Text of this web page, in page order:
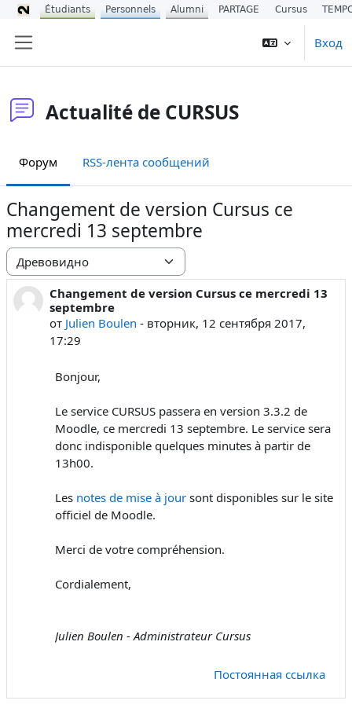
Вход
Actualité de CURSUS
Форум RSS-лента сообщений
Changement de version Cursus ce
mercredi 13 septembre
Режим отображения
Changement de version Cursus ce mercredi 13
septembre
от Julien Boulen - вторник, 12 сентября 2017,
17:29
Количество ответов: 0
Bonjour,
Le service CURSUS passera en version 3.3.2 de
Moodle, ce mercredi 13 septembre. Le service sera
donc indisponible quelques minutes à partir de
13h00.
Les notes de mise à jour sont disponibles sur le site
officiel de Moodle.
Merci de votre compréhension.
Cordialement,
Julien Boulen - Administrateur Cursus
Постоянная ссылка
Étudiants Personnels Alumni PARTAGE Cursus